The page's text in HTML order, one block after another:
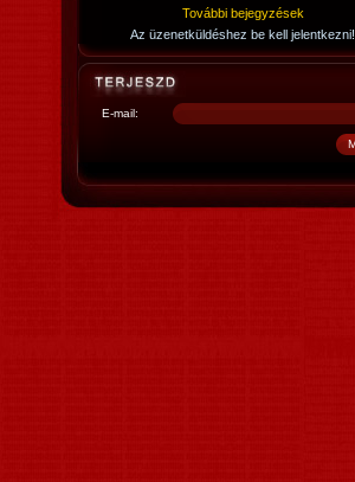
További bejegyzések
Az üzenetküldéshez be kell jelentkezni!
E-mail: